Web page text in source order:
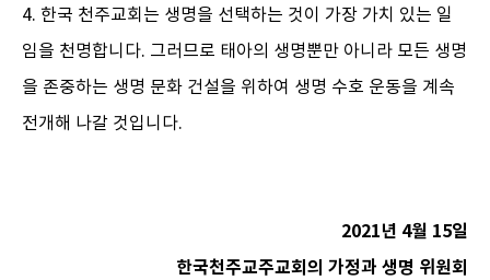
4. 한국 천주교회는 생명을 선택하는 것이 가장 가치 있는 일
임을 천명합니다. 그러므로 태아의 생명뿐만 아니라 모든 생명
을 존중하는 생명 문화 건설을 위하여 생명 수호 운동을 계속
전개해 나갈 것입니다.
2021년 4월 15일
한국천주교주교회의 가정과 생명 위원회